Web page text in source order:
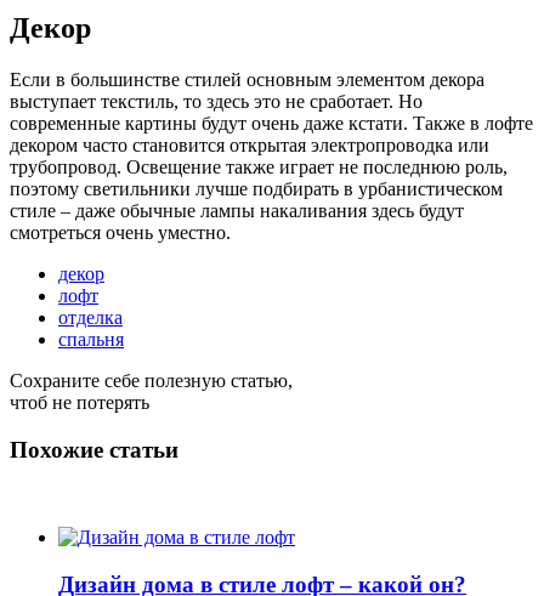
Декор
Если в большинстве стилей основным элементом декора
выступает текстиль, то здесь это не сработает. Но
современные картины будут очень даже кстати. Также в лофте
декором часто становится открытая электропроводка или
трубопровод. Освещение также играет не последнюю роль,
поэтому светильники лучше подбирать в урбанистическом
стиле – даже обычные лампы накаливания здесь будут
смотреться очень уместно.
декор
лофт
отделка
спальня
Сохраните себе полезную статью,
чтоб не потерять
Похожие статьи
Дизайн дома в стиле лофт – какой он?